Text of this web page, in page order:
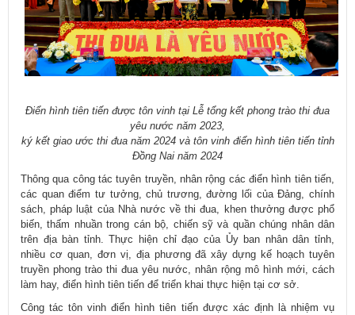
Điển hình tiên tiến được tôn vinh tại Lễ tổng kết phong trào thi đua
yêu nước năm 2023,
ký kết giao ước thi đua năm 2024 và tôn vinh điển hình tiên tiến tỉnh
Đồng Nai năm 2024
Thông qua công tác tuyên truyền, nhân rộng các điển hình tiên tiến,
các quan điểm tư tưởng, chủ trương, đường lối của Đảng, chính
sách, pháp luật của Nhà nước về thi đua, khen thưởng được phổ
biến, thấm nhuần trong cán bộ, chiến sỹ và quần chúng nhân dân
trên địa bàn tỉnh. Thực hiện chỉ đạo của Ủy ban nhân dân tỉnh,
nhiều cơ quan, đơn vị, địa phương đã xây dựng kế hoạch tuyên
truyền phong trào thi đua yêu nước, nhân rộng mô hình mới, cách
làm hay, điển hình tiên tiến để triển khai thực hiện tại cơ sở.
Công tác tôn vinh điển hình tiên tiến được xác định là nhiệm vụ